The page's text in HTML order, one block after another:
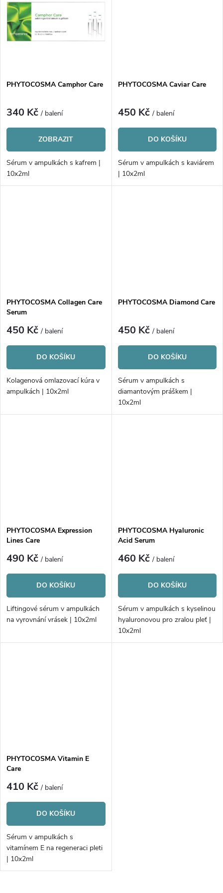
t
ů
t
ů
PHYTOCOSMA Camphor Care
340 Kč/ balení
ZOBRAZIT
Sérum v ampulkách s kafrem |
10x2ml
PHYTOCOSMA Caviar Care
450 Kč/ balení
DO KOŠÍKU
Sérum v ampulkách s kaviárem
| 10x2ml
PHYTOCOSMA Collagen Care
Serum
450 Kč/ balení
DO KOŠÍKU
Kolagenová omlazovací kúra v
ampulkách | 10x2ml
PHYTOCOSMA Diamond Care
450 Kč/ balení
DO KOŠÍKU
Sérum v ampulkách s
diamantovým práškem |
10x2ml
PHYTOCOSMA Expression
Lines Care
490 Kč/ balení
DO KOŠÍKU
Liftingové sérum v ampulkách
na vyrovnání vrásek | 10x2ml
PHYTOCOSMA Hyaluronic
Acid Serum
460 Kč/ balení
DO KOŠÍKU
Sérum v ampulkách s kyselinou
hyaluronovou pro zralou pleť |
10x2ml
PHYTOCOSMA Vitamin E
Care
410 Kč/ balení
DO KOŠÍKU
Sérum v ampulkách s
vitamínem E na regeneraci pleti
| 10x2ml